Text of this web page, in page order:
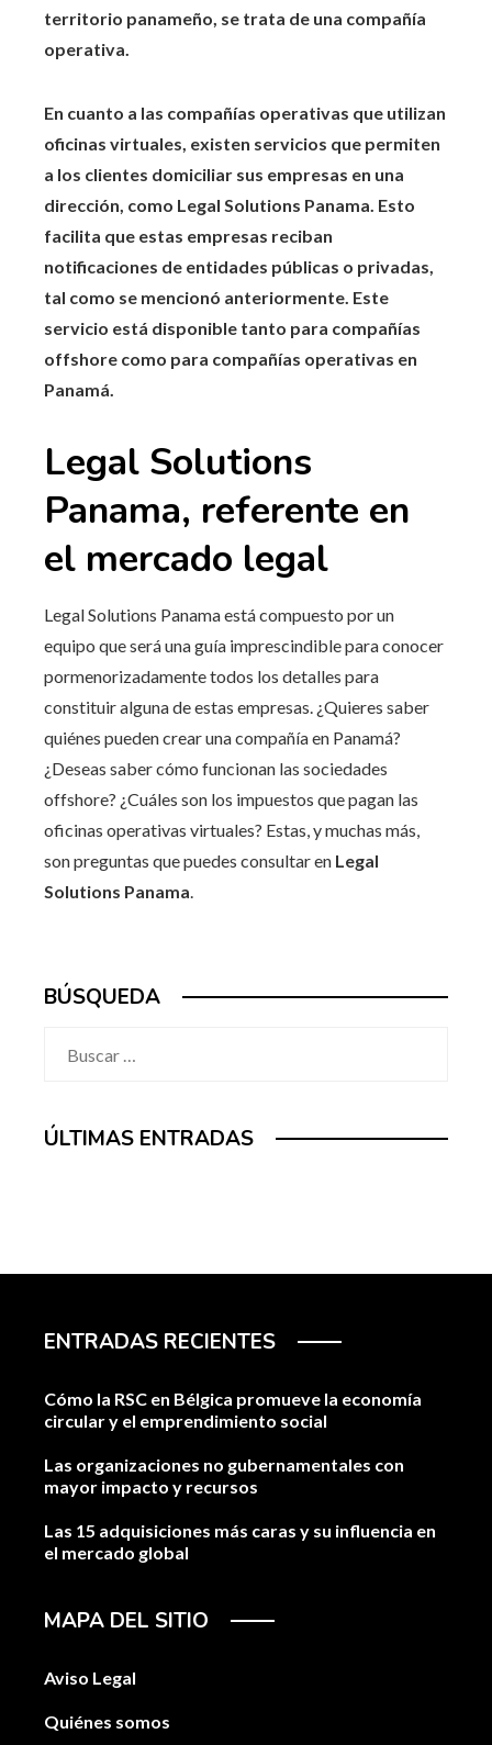
territorio panameño, se trata de una compañía
operativa.
En cuanto a las compañías operativas que utilizan
oficinas virtuales, existen servicios que permiten
a los clientes domiciliar sus empresas en una
dirección, como Legal Solutions Panama. Esto
facilita que estas empresas reciban
notificaciones de entidades públicas o privadas,
tal como se mencionó anteriormente. Este
servicio está disponible tanto para compañías
offshore como para compañías operativas en
Panamá.
Legal Solutions
Panama, referente en
el mercado legal
Legal Solutions Panama está compuesto por un
equipo que será una guía imprescindible para conocer
pormenorizadamente todos los detalles para
constituir alguna de estas empresas. ¿Quieres saber
quiénes pueden crear una compañía en Panamá?
¿Deseas saber cómo funcionan las sociedades
offshore? ¿Cuáles son los impuestos que pagan las
oficinas operativas virtuales? Estas, y muchas más,
son preguntas que puedes consultar en Legal
Solutions Panama.
BÚSQUEDA
ÚLTIMAS ENTRADAS
ENTRADAS RECIENTES
Cómo la RSC en Bélgica promueve la economía
circular y el emprendimiento social
Las organizaciones no gubernamentales con
mayor impacto y recursos
Las 15 adquisiciones más caras y su influencia en
el mercado global
MAPA DEL SITIO
Aviso Legal
Quiénes somos